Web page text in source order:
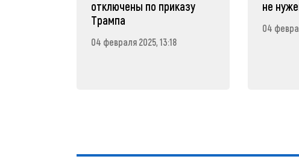
отключены по приказу
Трампа
04 февраля 2025, 13:18
не
04